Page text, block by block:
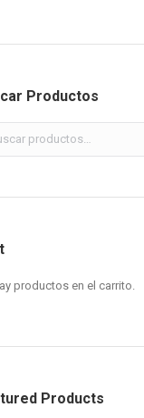
Productos
productos en el carrito.
Products